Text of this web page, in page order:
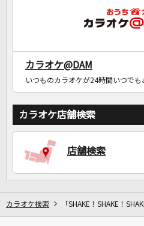
カラオケ@DAM
いつものカラオケが24時間いつでも
カラオケ店舗検索
店舗検索
カラオケ検索 「SHAKE！SHAKE！